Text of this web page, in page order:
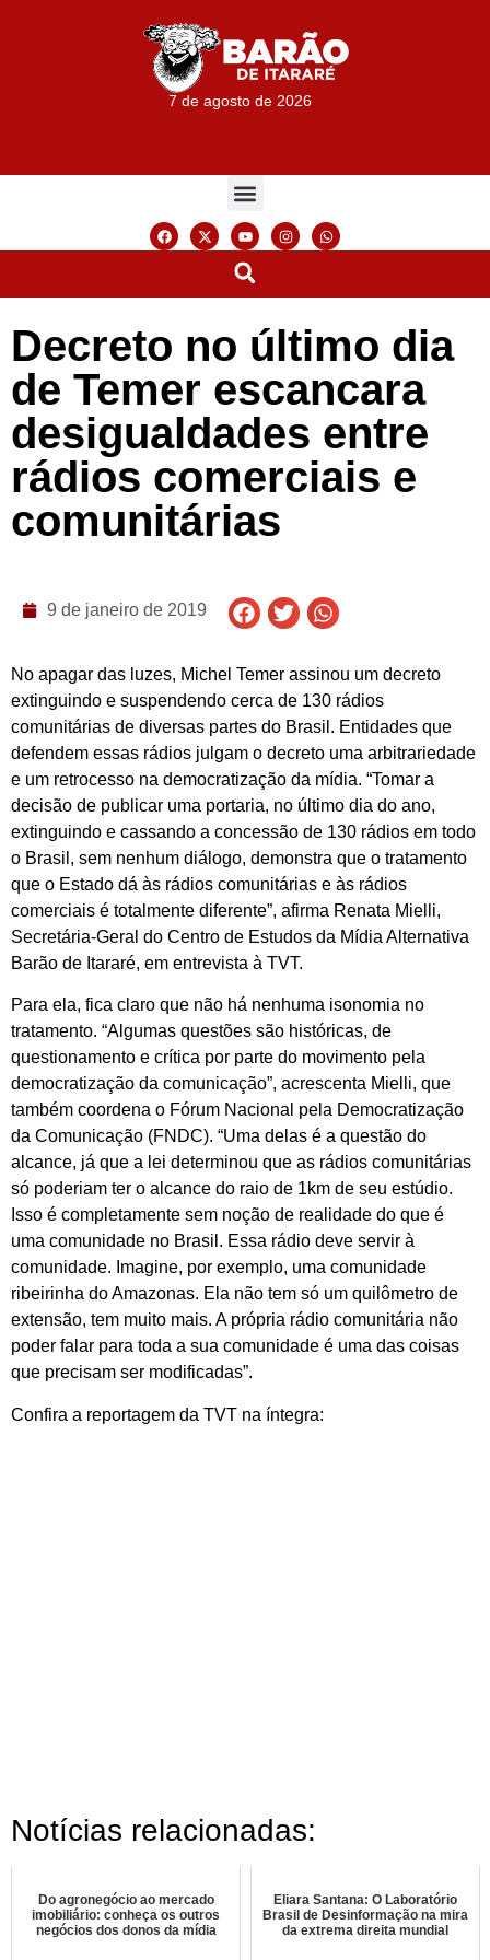
7 de agosto de 2026
Decreto no último dia
de Temer escancara
desigualdades entre
rádios comerciais e
comunitárias
9 de janeiro de 2019
No apagar das luzes, Michel Temer assinou um decreto
extinguindo e suspendendo cerca de 130 rádios
comunitárias de diversas partes do Brasil. Entidades que
defendem essas rádios julgam o decreto uma arbitrariedade
e um retrocesso na democratização da mídia. “Tomar a
decisão de publicar uma portaria, no último dia do ano,
extinguindo e cassando a concessão de 130 rádios em todo
o Brasil, sem nenhum diálogo, demonstra que o tratamento
que o Estado dá às rádios comunitárias e às rádios
comerciais é totalmente diferente”, afirma Renata Mielli,
Secretária-Geral do Centro de Estudos da Mídia Alternativa
Barão de Itararé, em entrevista à TVT.
Para ela, fica claro que não há nenhuma isonomia no
tratamento. “Algumas questões são históricas, de
questionamento e crítica por parte do movimento pela
democratização da comunicação”, acrescenta Mielli, que
também coordena o Fórum Nacional pela Democratização
da Comunicação (FNDC). “Uma delas é a questão do
alcance, já que a lei determinou que as rádios comunitárias
só poderiam ter o alcance do raio de 1km de seu estúdio.
Isso é completamente sem noção de realidade do que é
uma comunidade no Brasil. Essa rádio deve servir à
comunidade. Imagine, por exemplo, uma comunidade
ribeirinha do Amazonas. Ela não tem só um quilômetro de
extensão, tem muito mais. A própria rádio comunitária não
poder falar para toda a sua comunidade é uma das coisas
que precisam ser modificadas”.
Confira a reportagem da TVT na íntegra:
Notícias relacionadas:
Do agronegócio ao mercado
imobiliário: conheça os outros
negócios dos donos da mídia
Eliara Santana: O Laboratório
Brasil de Desinformação na mira
da extrema direita mundial